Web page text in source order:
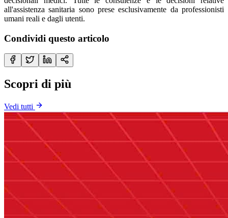
all'assistenza sanitaria sono prese esclusivamente da professionisti
umani reali e dagli utenti.
Condividi questo articolo
Scopri di più
Vedi tutti